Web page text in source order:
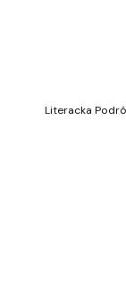
Literacka